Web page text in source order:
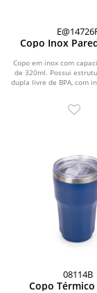
Copo Inox
Copo em inox com
de 320ml. Possui
dupla livre de BPA, com
08114B
Copo Térmico